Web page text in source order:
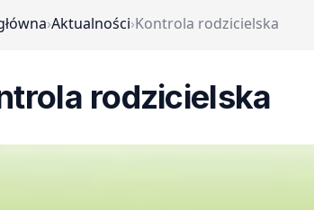
›Aktualności›Kontrola rodzicielska
rodzicielska